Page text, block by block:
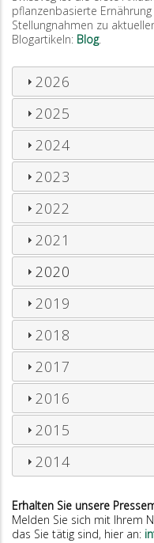
pflanzenbasierte Ernährung
Stellungnahmen zu
Blogartikeln: Blog.
2026
2025
2024
2023
2022
2021
2020
2019
2018
2017
2016
2015
2014
Erhalten Sie unsere
Melden Sie sich mit Ihrem
das Sie tätig sind, hier an: